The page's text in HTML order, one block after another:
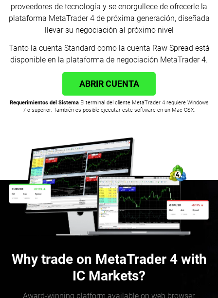
proveedores de tecnología y se enorgullece de ofrecerle la
plataforma MetaTrader 4 de próxima generación, diseñada
llevar su negociación al próximo nivel
Tanto la cuenta Standard como la cuenta Raw Spread está
disponible en la plataforma de negociación MetaTrader 4.
ABRIR CUENTA
Requerimientos del SistemaEl terminal del cliente MetaTrader 4 requiere Windows
7 o superior. También es posible ejecutar este software en un Mac OSX.
Why trade on MetaTrader 4 with
IC Markets?
Award-winning platform available on web browser,